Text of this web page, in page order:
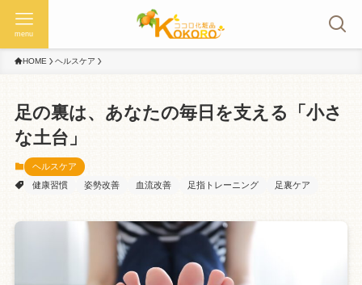
menu
HOME ヘルスケア
足の裏は、あなたの毎日を支える「小さ
な土台」
ヘルスケア
健康習慣
姿勢改善 血流改善 足指トレーニング 足裏ケア